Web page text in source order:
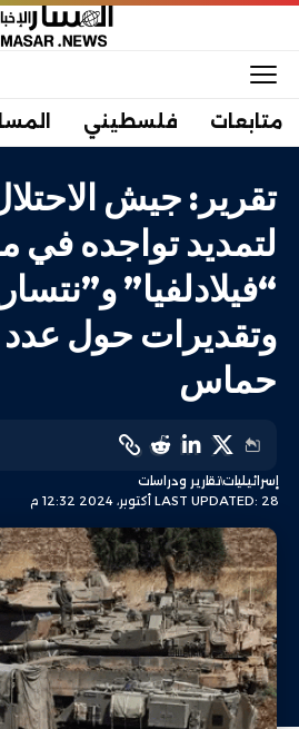
متابعات فلسطيني
تقرير: جيش
لتمديد تواجده في
“فيلادلفيا”
وتقديرات حول عدد
حماس
LAST UPDATED: 28 أكتوبر، 2024 12:32 م
إسرائيلياتتقارير ودراسات